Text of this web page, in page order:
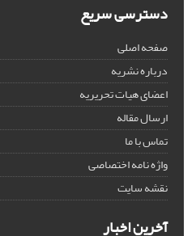
دسترسی سریع
صفحه اصلی
درباره نشریه
اعضای هیات تحریریه
ارسال مقاله
تماس با ما
واژه نامه اختصاصی
نقشه سایت
آخرین اخبار